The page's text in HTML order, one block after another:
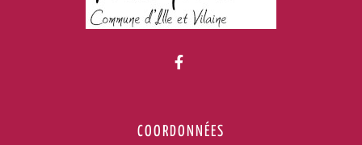
Lien vers le compte
COORDONNÉES